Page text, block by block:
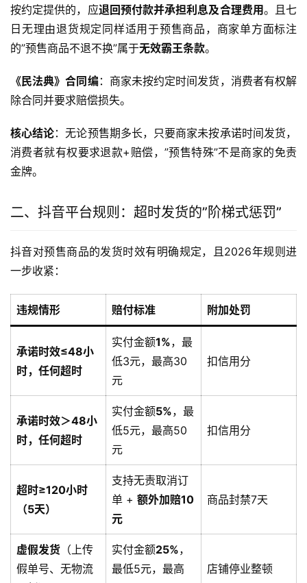
按约定提供的，应退回预付款并承担利息及合理费用。且七
日无理由退货规定同样适用于预售商品，商家单方面标注
的”预售商品不退不换”属于无效霸王条款。
《民法典》合同编：商家未按约定时间发货，消费者有权解
除合同并要求赔偿损失。
核心结论：无论预售期多长，只要商家未按承诺时间发货，
消费者就有权要求退款+赔偿，”预售特殊”不是商家的免责
金牌。
二、抖音平台规则：超时发货的”阶梯式惩罚”
抖音对预售商品的发货时效有明确规定，且2026年规则进
一步收紧：
违规情形 赔付标准 附加处罚
承诺时效≤48小
时，任何超时
实付金额1%，最
低3元，最高30
元
扣信用分
承诺时效＞48小
时，任何超时
实付金额5%，最
低5元，最高50
元
扣信用分
超时≥120小时
（5天）
支持无责取消订
单 + 额外加赔10
元
商品封禁7天
虚假发货 （上传
假单号、无物流
实付金额25%，
最低5元，最高
店铺停业整顿